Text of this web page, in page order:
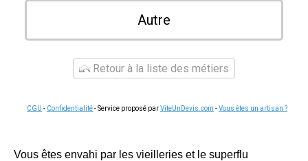
Autre
Retour à la liste des métiers
CGU - Confidentialité- Service proposé parViteUnDevis.com -Vous êtes un artisan ?
Vous êtes envahi par les vieilleries et le superflu